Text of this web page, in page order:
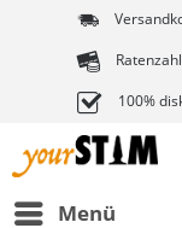
100%
Menü